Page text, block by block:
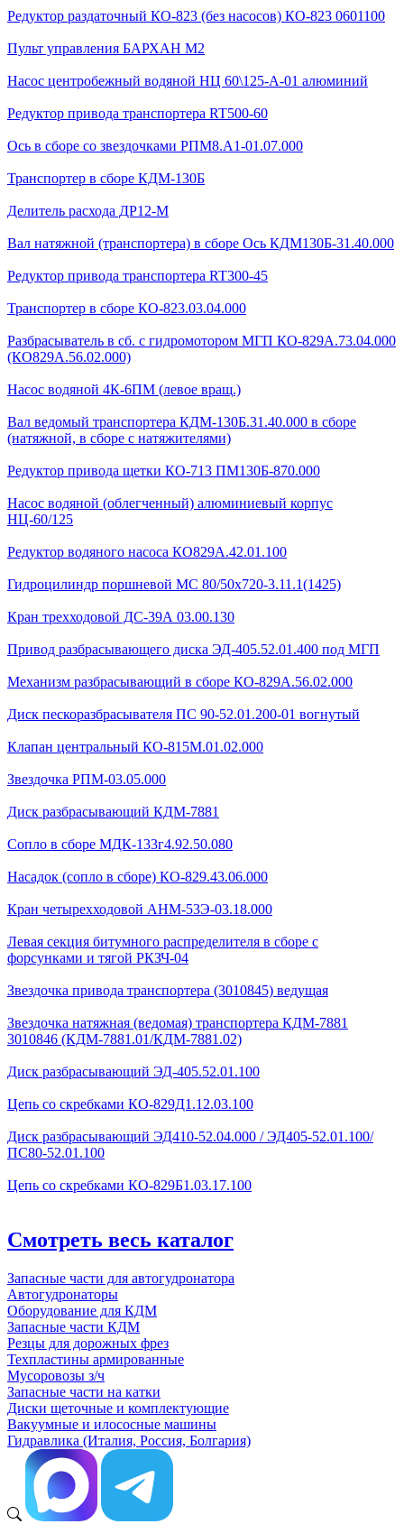
Редуктор раздаточный КО-823 (без насосов) КО-823 0601100
Пульт управления БАРХАН М2
Насос центробежный водяной НЦ 60\125-А-01 алюминий
Редуктор привода транспортера RT500-60
Ось в сборе со звездочками РПМ8.А1-01.07.000
Транспортер в сборе КДМ-130Б
Делитель расхода ДР12-М
Вал натяжной (транспортера) в сборе Ось КДМ130Б-31.40.000
Редуктор привода транспортера RT300-45
Транспортер в сборе КО-823.03.04.000
Разбрасыватель в сб. с гидромотором МГП КО-829А.73.04.000
(КО829А.56.02.000)
Насос водяной 4К-6ПМ (левое вращ.)
Вал ведомый транспортера КДМ-130Б.31.40.000 в сборе
(натяжной, в сборе с натяжителями)
Редуктор привода щетки КО-713 ПМ130Б-870.000
Насос водяной (облегченный) алюминиевый корпус
НЦ-60/125
Редуктор водяного насоса КО829А.42.01.100
Гидроцилиндр поршневой МС 80/50х720-3.11.1(1425)
Кран трехходовой ДС-39А 03.00.130
Привод разбрасывающего диска ЭД-405.52.01.400 под МГП
Механизм разбрасывающий в сборе КО-829А.56.02.000
Диск пескоразбрасывателя ПС 90-52.01.200-01 вогнутый
Клапан центральный КО-815М.01.02.000
Звездочка РПМ-03.05.000
Диск разбрасывающий КДМ-7881
Сопло в сборе МДК-133г4.92.50.080
Насадок (сопло в сборе) КО-829.43.06.000
Кран четырехходовой AHМ-53Э-03.18.000
Левая секция битумного распределителя в сборе с
форсунками и тягой РКЗЧ-04
Звездочка привода транспортера (3010845) ведущая
Звездочка натяжная (ведомая) транспортера КДМ-7881
3010846 (КДМ-7881.01/КДМ-7881.02)
Диск разбрасывающий ЭД-405.52.01.100
Цепь со скребками КО-829Д1.12.03.100
Диск разбрасывающий ЭД410-52.04.000 / ЭД405-52.01.100/
ПС80-52.01.100
Цепь со скребками КО-829Б1.03.17.100
Смотреть весь каталог
Запасные части для автогудронатора
Автогудронаторы
Оборудование для КДМ
Запасные части КДМ
Резцы для дорожных фрез
Техпластины армированные
Мусоровозы з/ч
Запасные части на катки
Диски щеточные и комплектующие
Вакуумные и илососные машины
Гидравлика (Италия, Россия, Болгария)